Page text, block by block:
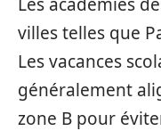
villes telles que
Les vacances
généralement
zone B pour